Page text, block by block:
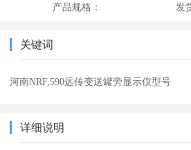
产品规格： 发
关键词
河南NRF,590远传变送罐旁显示仪型号
详细说明